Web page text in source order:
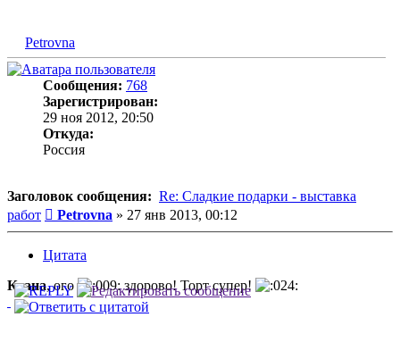
Petrovna
Сообщения: 768
Зарегистрирован:
29 ноя 2012, 20:50
Откуда:
Россия
Заголовок сообщения: Re: Сладкие подарки - выставка
работ
Сообщение
Petrovna » 27 янв 2013, 00:12
Цитата
Ксана, ого здорово! Торт супер!